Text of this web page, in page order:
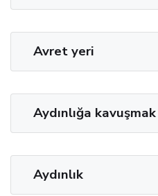
Avret yeri
Aydınlığa kavuşmak
Aydınlık